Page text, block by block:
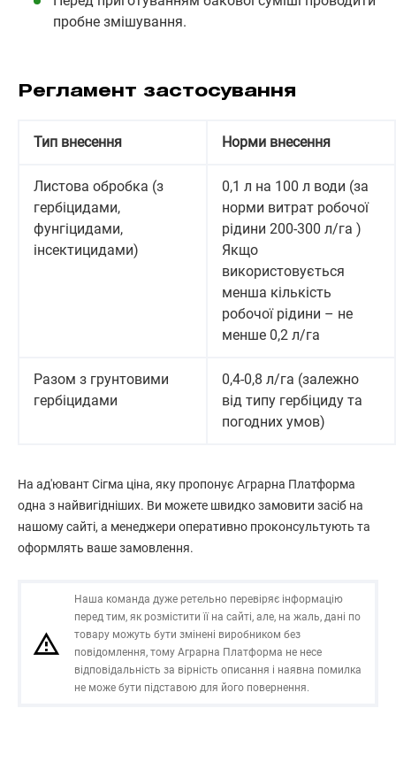
пробне змішування.
Регламент застосування
Тип внесення Норми внесення
Листова обробка (з
гербіцидами,
фунгіцидами,
інсектицидами)
0,1 л на 100 л води (за
норми витрат робочої
рідини 200-300 л/га )
Якщо
використовується
менша кількість
робочої рідини – не
менше 0,2 л/га
Разом з грунтовими
гербіцидами
0,4-0,8 л/га (залежно
від типу гербіциду та
погодних умов)
На ад'ювант Сігма ціна, яку пропонує Аграрна Платформа
одна з найвигідніших. Ви можете швидко замовити засіб на
нашому сайті, а менеджери оперативно проконсультують та
оформлять ваше замовлення.
Наша команда дуже ретельно перевіряє інформацію
перед тим, як розмістити її на сайті, але, на жаль, дані по
товару можуть бути змінені виробником без
повідомлення, тому Аграрна Платформа не несе
відповідальність за вірність описання і наявна помилка
не може бути підставою для його повернення.